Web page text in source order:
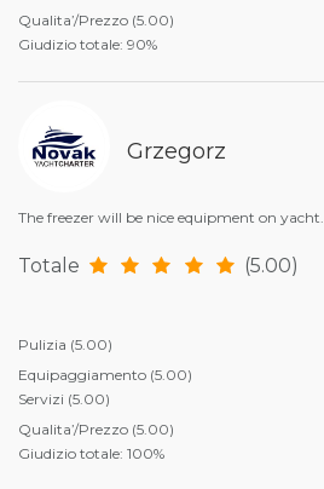
Qualita’/Prezzo (5.00)
Giudizio totale: 90%
Grzegorz
The freezer will be nice equipment on yacht.
Totale (5.00)
Pulizia (5.00)
Equipaggiamento (5.00)
Servizi (5.00)
Qualita’/Prezzo (5.00)
Giudizio totale: 100%